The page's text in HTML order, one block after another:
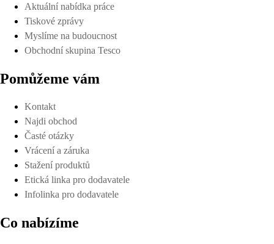
Aktuální nabídka práce
Tiskové zprávy
Myslíme na budoucnost
Obchodní skupina Tesco
Pomůžeme vám
Kontakt
Najdi obchod
Časté otázky
Vrácení a záruka
Stažení produktů
Etická linka pro dodavatele
Infolinka pro dodavatele
Co nabízíme